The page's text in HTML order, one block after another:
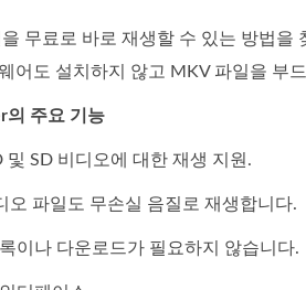
무료로 바로 재생할 수 있는 방법을
어도 설치하지 않고 MKV 파일을 부
의 주요 기능
및 SD 비디오에 대한 재생 지원.
오 파일도 무손실 음질로 재생합니다.
이나 다운로드가 필요하지 않습니다.